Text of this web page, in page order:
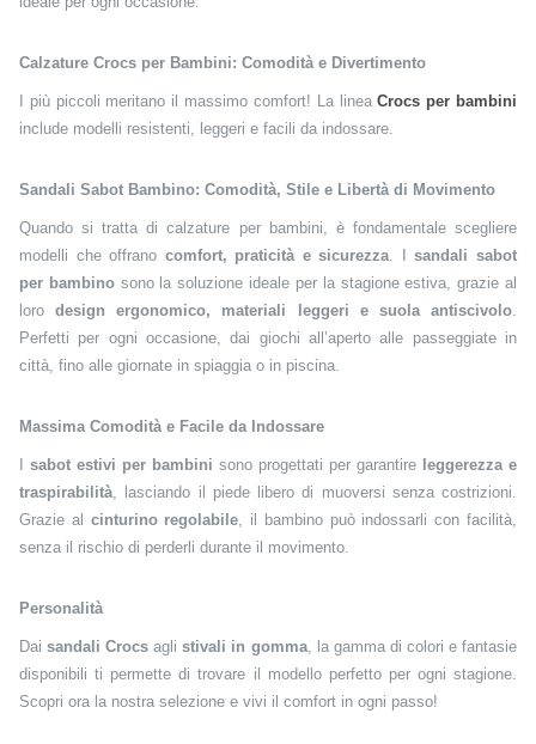
Calzature Crocs per Bambini: Comodità e Divertimento
I più piccoli meritano il massimo comfort! La lineaCrocs per bambini
include modelli resistenti, leggeri e facili da indossare.
Sandali Sabot Bambino: Comodità, Stile e Libertà di Movimento
Quando si tratta di calzature per bambini, è fondamentale scegliere
modelli che offrano comfort, praticità e sicurezza . Isandali sabot
per bambinosono la soluzione ideale per la stagione estiva, grazie al
lorodesign ergonomico, materiali leggeri e suola antiscivolo
Perfetti per ogni occasione, dai giochi all’aperto alle passeggiate in
città, fino alle giornate in spiaggia o in piscina.
Massima Comodità e Facile da Indossare
I sabot estivi per bambini sono progettati per garantire leggerezza e
traspirabilità , lasciando il piede libero di muoversi senza costrizioni.
Grazie al cinturino regolabile , il bambino può indossarli con facilità,
senza il rischio di perderli durante il movimento.
Personalità
Daisandali Crocs aglistivali in gomma, la gamma di colori e fantasie
disponibili ti permette di trovare il modello perfetto per ogni stagione.
Scopri ora la nostra selezione e vivi il comfort in ogni passo!